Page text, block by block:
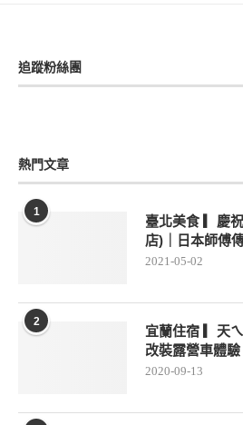
追蹤粉絲團
熱門文章
1
臺北美食 ▎慶
店)｜日本師傅
2021-05-02
2
宜蘭住宿 ▎天
改裝露營車體驗
2020-09-13